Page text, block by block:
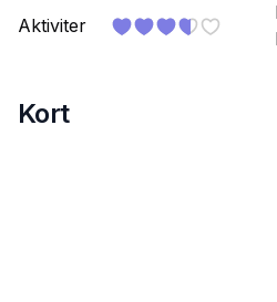
Aktiviter
Kort